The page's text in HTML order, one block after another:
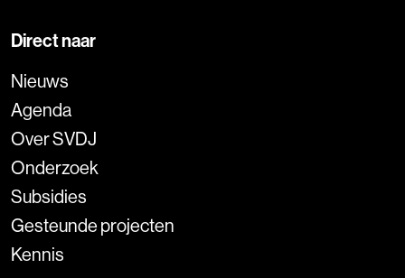
Direct naar
Nieuws
Agenda
Over SVDJ
Onderzoek
Subsidies
Gesteunde projecten
Kennis